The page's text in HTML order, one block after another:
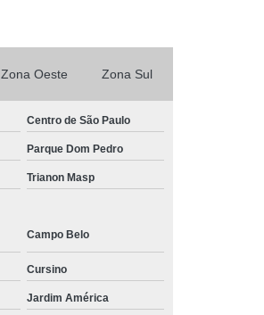
Zona Oeste Zona Sul
Centro de São Paulo
Parque Dom Pedro
Trianon Masp
Campo Belo
Cursino
Jardim América